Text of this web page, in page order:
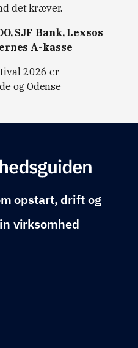
det kræver.
SJF Bank, Lexsos
A-kasse
2026 er
og Odense
opstart, drift og
virksomhed